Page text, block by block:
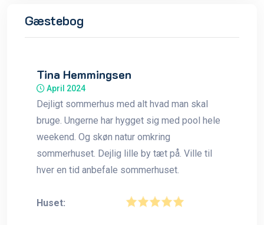
Gæstebog
Tina Hemmingsen
April 2024
Dejligt sommerhus med alt hvad man skal
bruge. Ungerne har hygget sig med pool hele
weekend. Og skøn natur omkring
sommerhuset. Dejlig lille by tæt på. Ville til
hver en tid anbefale sommerhuset.
Huset: